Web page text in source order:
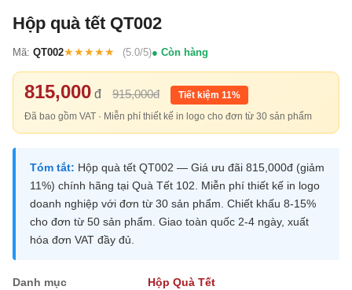
Hộp quà tết QT002
Mã: QT002★★★★★ (5.0/5) Còn hàng
815,000 đ 915,000đ
Tiết kiệm 11%
Đã bao gồm VAT · Miễn phí thiết kế in logo cho đơn từ 30 sản phẩm
Tóm tắt: Hộp quà tết QT002 — Giá ưu đãi 815,000đ (giảm
11%) chính hãng tại Quà Tết 102. Miễn phí thiết kế in logo
doanh nghiệp với đơn từ 30 sản phẩm. Chiết khấu 8-15%
cho đơn từ 50 sản phẩm. Giao toàn quốc 2-4 ngày, xuất
hóa đơn VAT đầy đủ.
Danh mục
Hộp Quà Tết